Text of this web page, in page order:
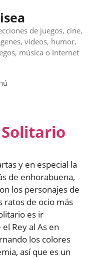
de juegos, cine,
videos, humor,
música o Internet
y en especial la
de enhorabuena,
los personajes de
ratos de ocio más
es ir
Rey al As en
los colores
así que es un